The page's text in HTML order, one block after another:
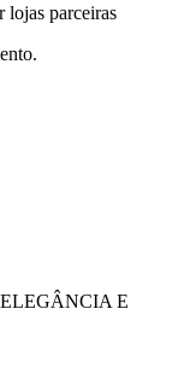
lojas parceiras
E